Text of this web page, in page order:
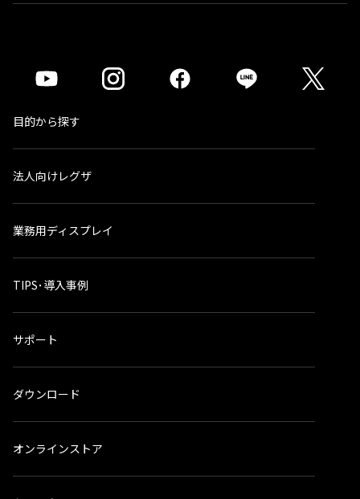
目的から探す
法人向けレグザ
業務用ディスプレイ
TIPS･導入事例
サポート
ダウンロード
オンラインストア